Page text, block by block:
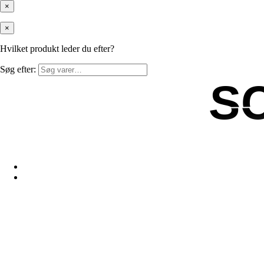
×
×
Hvilket produkt leder du efter?
Søg efter: